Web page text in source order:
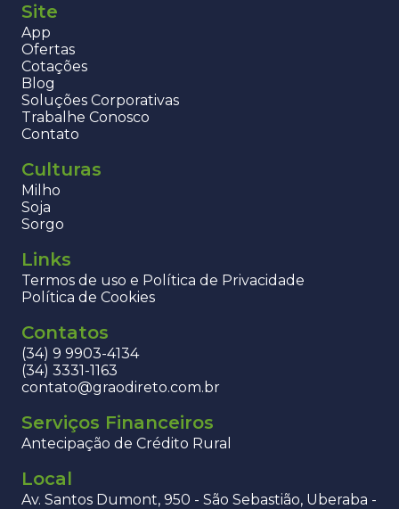
Site
App
Ofertas
Cotações
Blog
Soluções Corporativas
Trabalhe Conosco
Contato
Culturas
Milho
Soja
Sorgo
Links
Termos de uso e Política de Privacidade
Política de Cookies
Contatos
(34) 9 9903-4134
(34) 3331-1163
contato@graodireto.com.br
Serviços Financeiros
Antecipação de Crédito Rural
Local
Av. Santos Dumont, 950 - São Sebastião, Uberaba -